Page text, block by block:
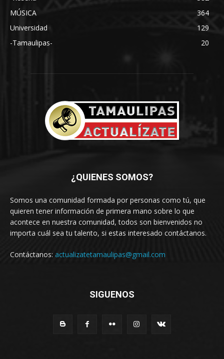
MÚSICA
364
Universidad
129
-Tamaulipas-
20
¿QUIENES SOMOS?
Somos una comunidad formada por personas como tú, que
quieren tener información de primera mano sobre lo que
acontece en nuestra comunidad, todos son bienvenidos no
importa cuál sea tu talento, si estas interesado contáctanos.
Contáctanos: actualizatetamaulipas@gmail.com
SIGUENOS